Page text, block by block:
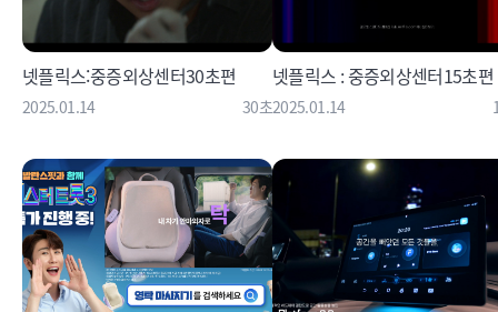
넷플릭스:중증외상센터30초편
2025.01.14 30초
넷플릭스 : 중증외상센터15초편
2025.01.14